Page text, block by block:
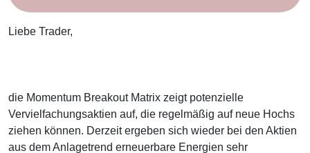
Liebe Trader,
die Momentum Breakout Matrix zeigt potenzielle
Vervielfachungsaktien auf, die regelmäßig auf neue Hochs
ziehen können. Derzeit ergeben sich wieder bei den Aktien
aus dem Anlagetrend erneuerbare Energien sehr